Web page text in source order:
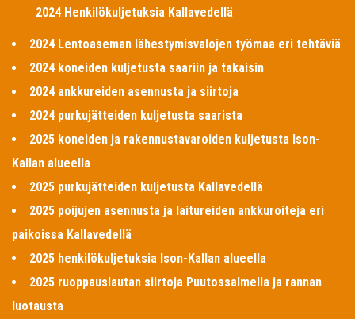
2024 Henkilökuljetuksia Kallavedellä
2024 Lentoaseman lähestymisvalojen työmaa eri tehtäviä
2024 koneiden kuljetusta saariin ja takaisin
2024 ankkureiden asennusta ja siirtoja
2024 purkujätteiden kuljetusta saarista
2025 koneiden ja rakennustavaroiden kuljetusta Ison-
Kallan alueella
2025 purkujätteiden kuljetusta Kallavedellä
2025 poijujen asennusta ja laitureiden ankkuroiteja eri
paikoissa Kallavedellä
2025 henkilökuljetuksia Ison-Kallan alueella
2025 ruoppauslautan siirtoja Puutossalmella ja rannan
luotausta